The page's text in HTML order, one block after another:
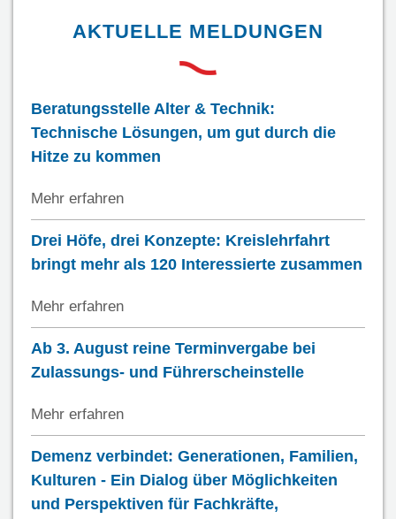
AKTUELLE MELDUNGEN
Beratungsstelle Alter & Technik:
Technische Lösungen, um gut durch die
Hitze zu kommen
Mehr erfahren
Drei Höfe, drei Konzepte: Kreislehrfahrt
bringt mehr als 120 Interessierte zusammen
Mehr erfahren
Ab 3. August reine Terminvergabe bei
Zulassungs- und Führerscheinstelle
Mehr erfahren
Demenz verbindet: Generationen, Familien,
Kulturen - Ein Dialog über Möglichkeiten
und Perspektiven für Fachkräfte,